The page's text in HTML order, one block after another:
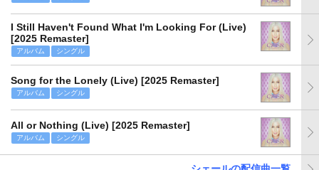
I Still Haven't Found What I'm Looking For (Live)
[2025 Remaster]
アルバム シングル
Song for the Lonely (Live) [2025 Remaster]
アルバム シングル
All or Nothing (Live) [2025 Remaster]
アルバム シングル